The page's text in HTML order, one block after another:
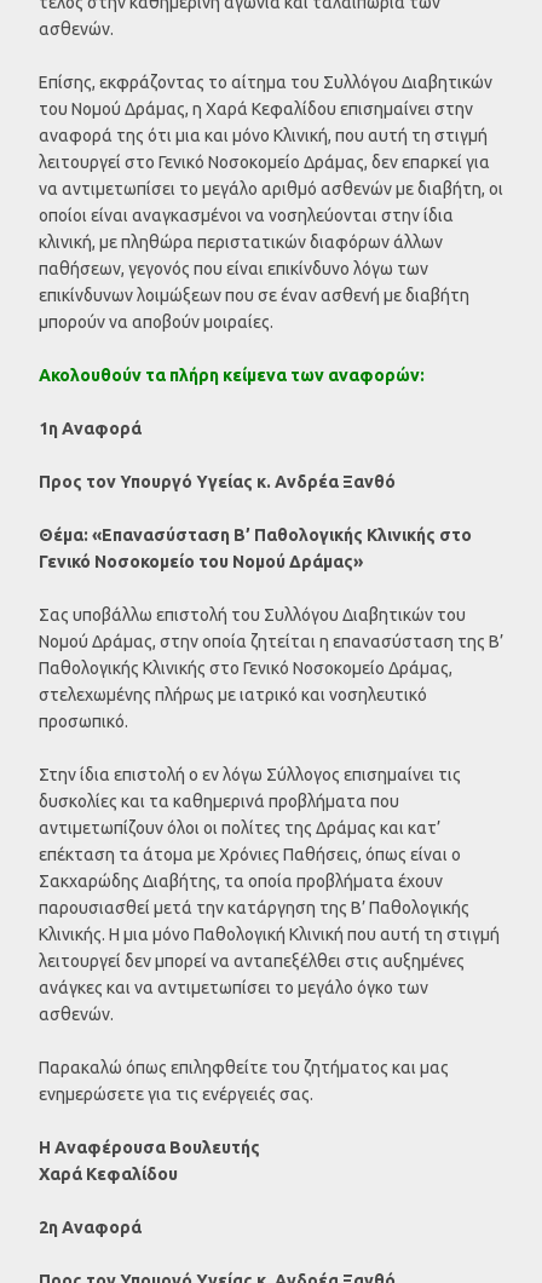
ασθενών.
Επίσης, εκφράζοντας το αίτημα του Συλλόγου Διαβητικών
του Νομού Δράμας, η Χαρά Κεφαλίδου επισημαίνει στην
αναφορά της ότι μια και μόνο Κλινική, που αυτή τη στιγμή
λειτουργεί στο Γενικό Νοσοκομείο Δράμας, δεν επαρκεί για
να αντιμετωπίσει το μεγάλο αριθμό ασθενών με διαβήτη, οι
οποίοι είναι αναγκασμένοι να νοσηλεύονται στην ίδια
κλινική, με πληθώρα περιστατικών διαφόρων άλλων
παθήσεων, γεγονός που είναι επικίνδυνο λόγω των
επικίνδυνων λοιμώξεων που σε έναν ασθενή με διαβήτη
μπορούν να αποβούν μοιραίες.
Ακολουθούν τα πλήρη κείμενα των αναφορών:
1η Αναφορά
Προς τον Υπουργό Υγείας κ. Ανδρέα Ξανθό
Θέμα: «Επανασύσταση Β’ Παθολογικής Κλινικής στο
Γενικό Νοσοκομείο του Νομού Δράμας»
Σας υποβάλλω επιστολή του Συλλόγου Διαβητικών του
Νομού Δράμας, στην οποία ζητείται η επανασύσταση της Β’
Παθολογικής Κλινικής στο Γενικό Νοσοκομείο Δράμας,
στελεχωμένης πλήρως με ιατρικό και νοσηλευτικό
προσωπικό.
Στην ίδια επιστολή ο εν λόγω Σύλλογος επισημαίνει τις
δυσκολίες και τα καθημερινά προβλήματα που
αντιμετωπίζουν όλοι οι πολίτες της Δράμας και κατ’
επέκταση τα άτομα με Χρόνιες Παθήσεις, όπως είναι ο
Σακχαρώδης Διαβήτης, τα οποία προβλήματα έχουν
παρουσιασθεί μετά την κατάργηση της Β’ Παθολογικής
Κλινικής. Η μια μόνο Παθολογική Κλινική που αυτή τη στιγμή
λειτουργεί δεν μπορεί να ανταπεξέλθει στις αυξημένες
ανάγκες και να αντιμετωπίσει το μεγάλο όγκο των
ασθενών.
Παρακαλώ όπως επιληφθείτε του ζητήματος και μας
ενημερώσετε για τις ενέργειές σας.
Η Αναφέρουσα Βουλευτής
Χαρά Κεφαλίδου
2η Αναφορά